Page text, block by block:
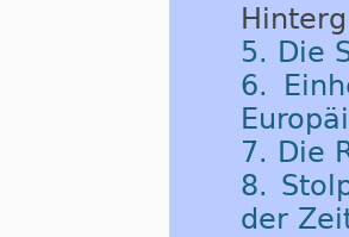
5. Die
6.
7. Die
8.
der